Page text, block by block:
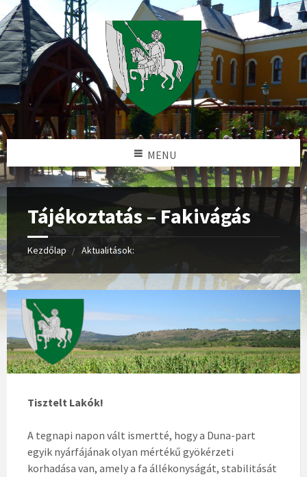
MENU
Tájékoztatás – Fakivágás
Kezdőlap Aktualitások:
Tisztelt Lakók!
A tegnapi napon vált ismertté, hogy a Duna-part
egyik nyárfájának olyan mértékű gyökérzeti
korhadása van, amely a fa állékonyságát, stabilitását